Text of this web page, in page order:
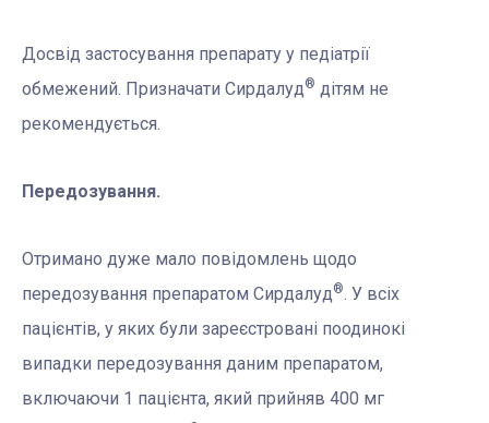
Досвід застосування препарату у педіатрії
обмежений. Призначати Сирдалуд® дітям не
рекомендується.
Передозування.
Отримано дуже мало повідомлень щодо
передозування препаратом Сирдалуд®. У всіх
пацієнтів, у яких були зареєстровані поодинокі
випадки передозування даним препаратом,
включаючи 1 пацієнта, який прийняв 400 мг